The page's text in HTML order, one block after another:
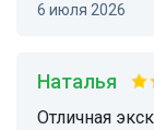
6 июля 2026
Наталья
отличная